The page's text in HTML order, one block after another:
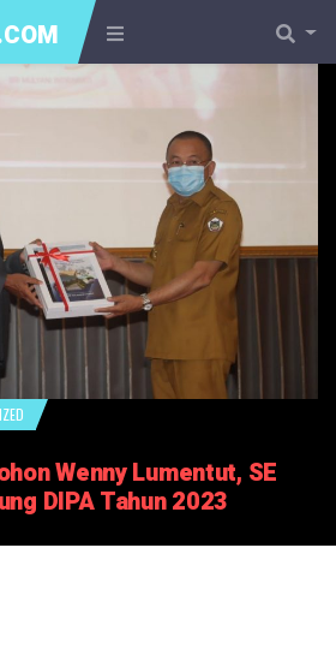
Wenny Lumentut, SE
DIPA Tahun 2023